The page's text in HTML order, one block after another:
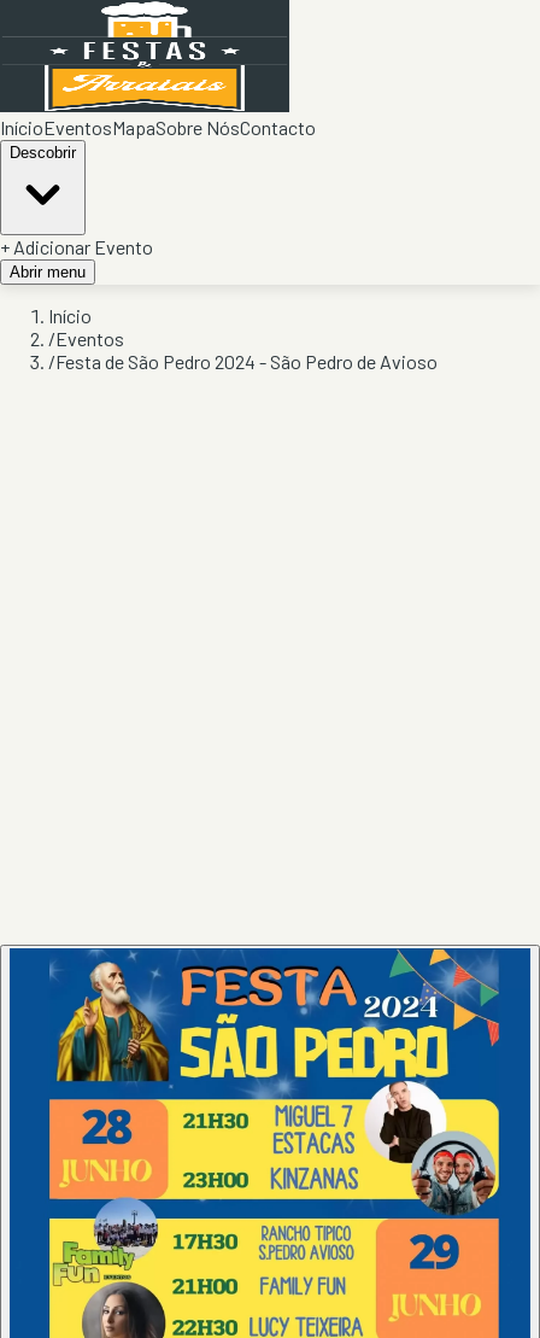
InícioEventosMapaSobre NósContacto
Descobrir
+ Adicionar Evento
Abrir menu
Início
/Eventos
/Festa de São Pedro 2024 - São Pedro de Avioso